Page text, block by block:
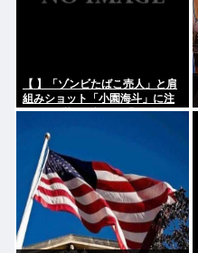
【 】「ゾンビたばこ売人」と肩
組みショット「小園海斗」に注
がれる”厳しい視線” 「レギュラ